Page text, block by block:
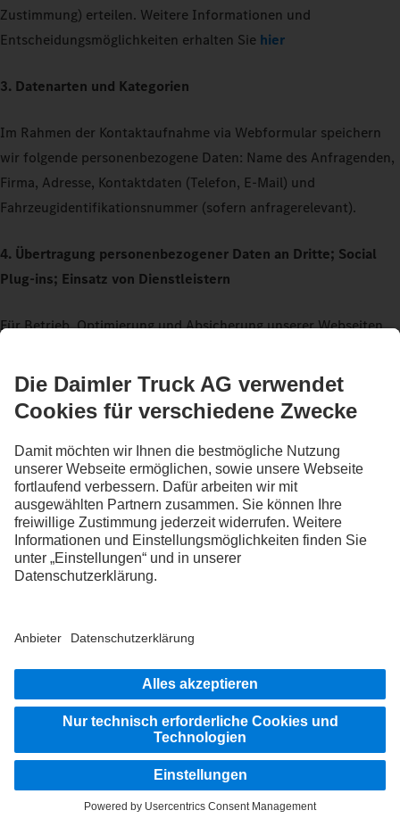
Zustimmung) erteilen. Weitere Informationen und
Entscheidungsmöglichkeiten erhalten Sie hier
3. Datenarten und Kategorien
Im Rahmen der Kontaktaufnahme via Webformular speichern
wir folgende personenbezogene Daten: Name des Anfragenden,
Firma, Adresse, Kontaktdaten (Telefon, E-Mail) und
Fahrzeugidentifikationsnummer (sofern anfragerelevant).
4. Übertragung personenbezogener Daten an Dritte; Social
Plug-ins; Einsatz von Dienstleistern
Für Betrieb, Optimierung und Absicherung unserer Webseiten
Dienstleister, Marketing-Agenturen) ein. Personenbezogene
Daten geben wir an diese nur weiter, soweit dies erforderlich ist
Funktionalitäten, zur Verfolgung berechtigter Interessen, zur
Erfüllung rechtlicher Verpflichtungen oder soweit Sie darin
eingewilligt haben. Nähere Angaben zu den Empfängern finden
Sie in unseremConsent Management System.
5. Erhebung und Verarbeitung Ihrer personenbezogenen
a. Es besteht keine Verpflichtung während des Besuchs unserer
Webseite, Ihre personenbezogenen Daten zur Verfügung zu
stellen. Allerdings besteht die Möglichkeit, dass bestimmte
Inhalte unserer Webseite von der Überlassung
personenbezogener Daten abhängen. Falls Sie in diesen Fällen
personenbezogene Daten nicht zur Verfügung stellen wollen,
kann dies dazu führen, dass Inhalte nicht oder nur
eingeschränkt dargestellt werden.